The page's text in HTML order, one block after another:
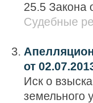
25.5 Закона
Судебные
от
Иск о
земельного